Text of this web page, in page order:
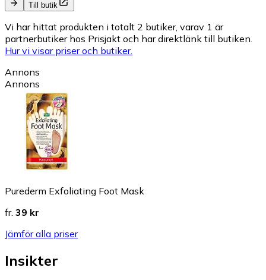
Till butik
Vi har hittat produkten i totalt 2 butiker, varav 1 är
partnerbutiker hos Prisjakt och har direktlänk till butiken.
Hur vi visar priser och butiker.
Annons
Annons
Purederm Exfoliating Foot Mask
fr. 39 kr
Jämför alla priser
Insikter